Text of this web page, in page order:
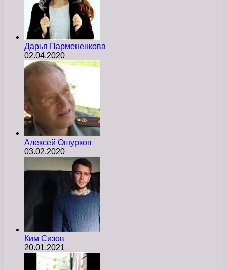
Дарья Пармененкова
02.04.2020
Алексей Ошурков
03.02.2020
Ким Сизов
20.01.2021